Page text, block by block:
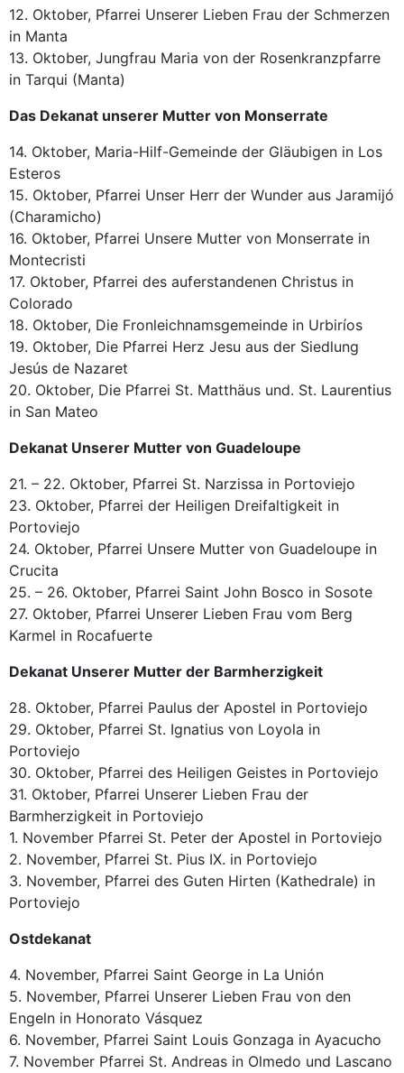
12. Oktober, Pfarrei Unserer Lieben Frau der Schmerzen
in Manta
13. Oktober, Jungfrau Maria von der Rosenkranzpfarre
in Tarqui (Manta)
Das Dekanat unserer Mutter von Monserrate
14. Oktober, Maria-Hilf-Gemeinde der Gläubigen in Los
Esteros
15. Oktober, Pfarrei Unser Herr der Wunder aus Jaramijó
(Charamicho)
16. Oktober, Pfarrei Unsere Mutter von Monserrate in
Montecristi
17. Oktober, Pfarrei des auferstandenen Christus in
Colorado
18. Oktober, Die Fronleichnamsgemeinde in Urbiríos
19. Oktober, Die Pfarrei Herz Jesu aus der Siedlung
Jesús de Nazaret
20. Oktober, Die Pfarrei St. Matthäus und. St. Laurentius
in San Mateo
Dekanat Unserer Mutter von Guadeloupe
21. – 22. Oktober, Pfarrei St. Narzissa in Portoviejo
23. Oktober, Pfarrei der Heiligen Dreifaltigkeit in
Portoviejo
24. Oktober, Pfarrei Unsere Mutter von Guadeloupe in
Crucita
25. – 26. Oktober, Pfarrei Saint John Bosco in Sosote
27. Oktober, Pfarrei Unserer Lieben Frau vom Berg
Karmel in Rocafuerte
Dekanat Unserer Mutter der Barmherzigkeit
28. Oktober, Pfarrei Paulus der Apostel in Portoviejo
29. Oktober, Pfarrei St. Ignatius von Loyola in
Portoviejo
30. Oktober, Pfarrei des Heiligen Geistes in Portoviejo
31. Oktober, Pfarrei Unserer Lieben Frau der
Barmherzigkeit in Portoviejo
1. November Pfarrei St. Peter der Apostel in Portoviejo
2. November, Pfarrei St. Pius IX. in Portoviejo
3. November, Pfarrei des Guten Hirten (Kathedrale) in
Portoviejo
Ostdekanat
4. November, Pfarrei Saint George in La Unión
5. November, Pfarrei Unserer Lieben Frau von den
Engeln in Honorato Vásquez
6. November, Pfarrei Saint Louis Gonzaga in Ayacucho
7. November Pfarrei St. Andreas in Olmedo und Lascano